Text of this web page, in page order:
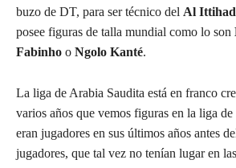
buzo de DT, para ser técnico del Al Ittihad
posee figuras de talla mundial como lo son
Fabinho o Ngolo Kanté.
La liga de Arabia Saudita está en franco
varios años que vemos figuras en la liga
eran jugadores en sus últimos años antes
jugadores, que tal vez no tenían lugar en